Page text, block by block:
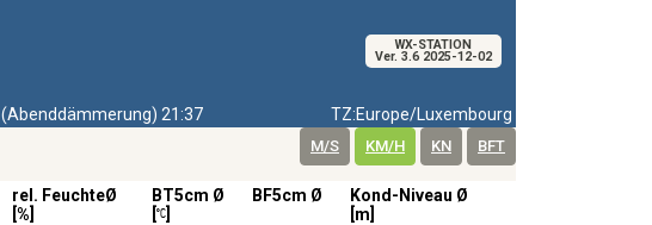
WX-STATION
Ver. 3.6 2025-12-02
(Abenddämmerung) 21:37 TZ:Europe/Luxembourg
M/S KM/H KN BFT
rel. FeuchteØ
[%]
BT5cm Ø
BF5cm Ø
Kond-Niveau Ø
[m]